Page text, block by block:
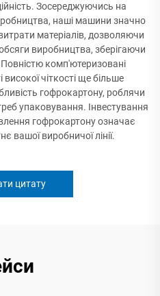
Зосереджуючись на
наші машини значно
матеріалів, дозволяючи
виробництва, зберігаючи
Повністю комп'ютеризовані
чіткості ще більше
гофрокартону, роблячи
упаковування. Інвестування
гофрокартону означає
вашої виробничої лінії.
цитату